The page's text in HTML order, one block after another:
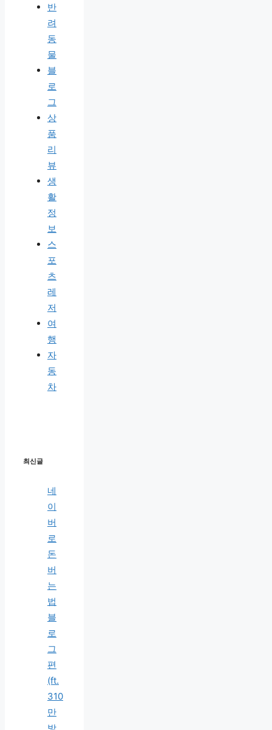
반
려
동
물
블
로
그
상
품
리
뷰
생
활
정
보
스
포
츠
레
저
여
행
자
동
차
최신글
네
이
버
로
돈
버
는
법
블
로
그
편
(ft.
310
만